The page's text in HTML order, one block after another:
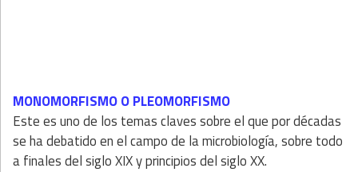
MONOMORFISMO O PLEOMORFISMO
Este es uno de los temas claves sobre el que por décadas
se ha debatido en el campo de la microbiología, sobre todo
a finales del siglo XIX y principios del siglo XX.